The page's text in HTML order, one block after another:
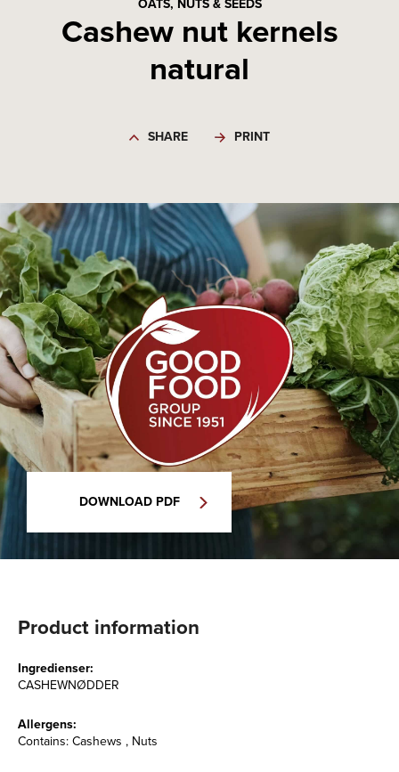
OATS, NUTS & SEEDS
Cashew nut kernels
natural
SHARE PRINT
DOWNLOAD PDF
Product information
Ingredienser:
CASHEWNØDDER
Allergens:
Contains: Cashews , Nuts